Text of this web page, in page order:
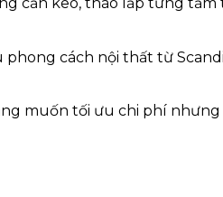
cách nội thất từ
muốn tối ưu chi phí